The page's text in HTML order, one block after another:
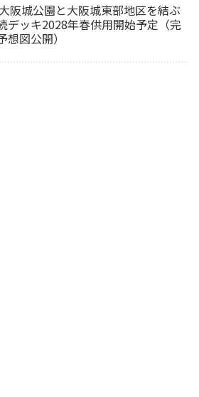
阪城公園と大阪城東部地区を結ぶ
デッキ2028年春供用開始予定（完
想図公開）